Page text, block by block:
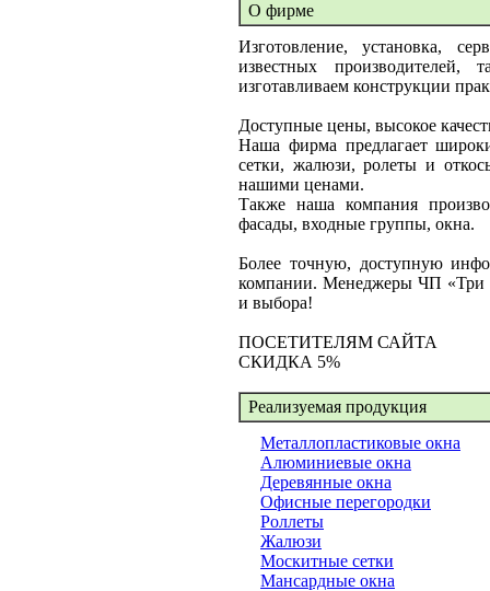
О фирме
Изготовление, установка,
известных
изготавливаем конструкции
Доступные цены, высокое
Наша фирма предлагает
сетки, жалюзи, ролеты и
нашими ценами.
Также наша компания
фасады, входные группы, окна.
Более точную, доступную
компании. Менеджеры ЧП «Три
и выбора!
ПОСЕТИТЕЛЯМ САЙТА
CКИДКА 5%
Реализуемая продукция
Металлопластиковые окна
Алюминиевые окна
Деревянные окна
Офисные перегородки
Роллеты
Жалюзи
Москитные сетки
Мансардные окна